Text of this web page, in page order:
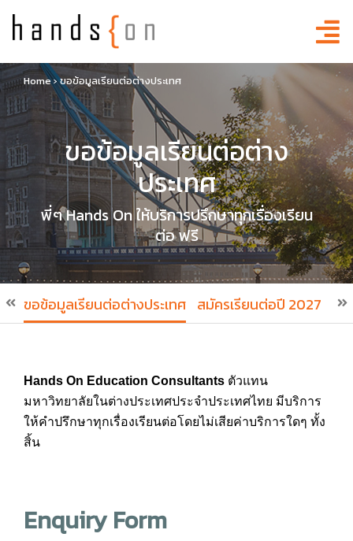
Home›ขอข้อมูลเรียนต่อต่างประเทศ
ขอข้อมูลเรียนต่อต่าง
ประเทศ
พี่ๆ Hands On ให้บริการปรึกษาทุกเรื่องเรียน
ต่อ ฟรี
ขอข้อมูลเรียนต่อต่างประเทศ สมัครเรียนต่อปี 2027 ส
Hands On Education Consultants ตัวแทน
มหาวิทยาลัยในต่างประเทศประจำประเทศไทย มีบริการ
ให้คำปรึกษาทุกเรื่องเรียนต่อโดยไม่เสียค่าบริการใดๆ ทั้ง
สิ้น
Enquiry Form